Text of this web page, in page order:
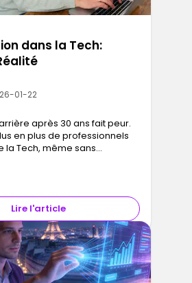
dans la Tech:
01-22
après 30 ans fait peur.
en plus de professionnels
la Tech, même sans
Lire l'article